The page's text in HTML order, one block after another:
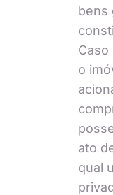
bens
o
ato
qual